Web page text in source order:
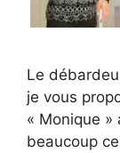
Le
je vous
« Monique »
beaucoup